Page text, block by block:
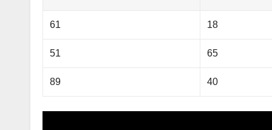
61 18
51 65
89 40